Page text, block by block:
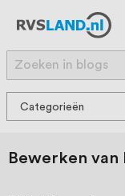
RVS Land is
bijna 20 jaar
voor binnen-
webshop
Search
Categorieën
Tips & Tricks
Bewerken van